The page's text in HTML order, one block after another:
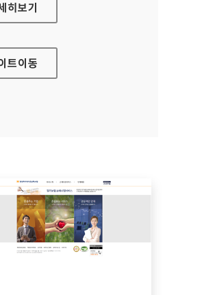
건설 기술교육원
히보기
트이동